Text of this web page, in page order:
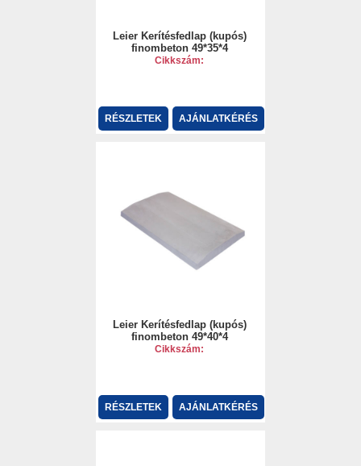
Leier Kerítésfedlap (kupós)
finombeton 49*35*4
Cikkszám:
RÉSZLETEK AJÁNLATKÉRÉS
Leier Kerítésfedlap (kupós)
finombeton 49*40*4
Cikkszám:
RÉSZLETEK AJÁNLATKÉRÉS